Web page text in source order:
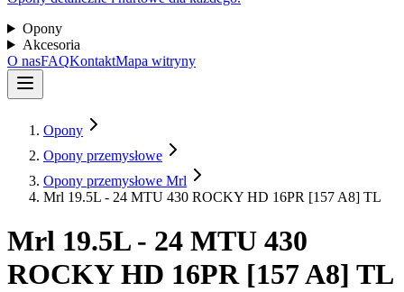
Opony
Akcesoria
O nasFAQKontaktMapa witryny
Opony
Opony przemysłowe
Opony przemysłowe Mrl
Mrl 19.5L - 24 MTU 430 ROCKY HD 16PR [157 A8] TL
Mrl 19.5L - 24 MTU 430
ROCKY HD 16PR [157 A8] TL